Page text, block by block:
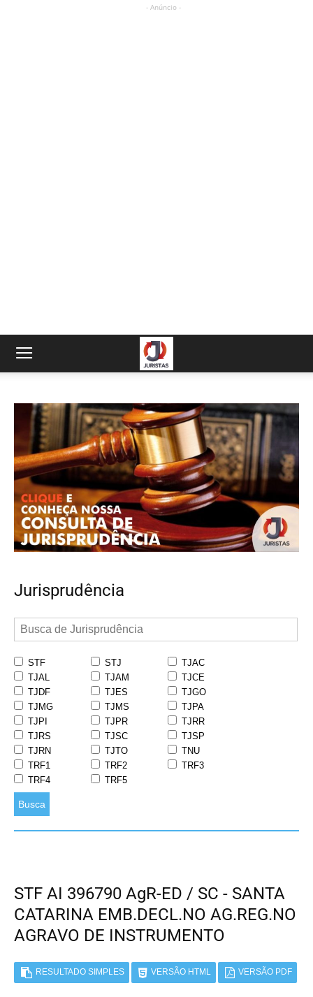
- Anúncio -
Jurisprudência
STF STJ
TJAC
TJAL
TJAM
TJCE
TJDF
TJES
TJGO
TJMG
TJMS
TJPA
TJPI
TJPR
TJRR
TJRS
TJSC
TJSP
TJRN
TJTO
TNU
TRF1
TRF2
TRF3
TRF4
TRF5
Busca
STF AI 396790 AgR-ED / SC - SANTA
CATARINA EMB.DECL.NO AG.REG.NO
AGRAVO DE INSTRUMENTO
RESULTADO SIMPLES VERSÃO HTML VERSÃO PDF